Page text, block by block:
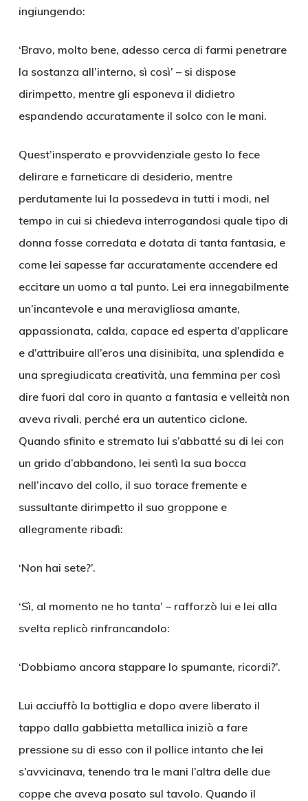
ingiungendo:
‘Bravo, molto bene, adesso cerca di farmi penetrare
la sostanza all’interno, sì così’ – si dispose
dirimpetto, mentre gli esponeva il didietro
espandendo accuratamente il solco con le mani.
Quest’insperato e provvidenziale gesto lo fece
delirare e farneticare di desiderio, mentre
perdutamente lui la possedeva in tutti i modi, nel
tempo in cui si chiedeva interrogandosi quale tipo di
donna fosse corredata e dotata di tanta fantasia, e
come lei sapesse far accuratamente accendere ed
eccitare un uomo a tal punto. Lei era innegabilmente
un’incantevole e una meravigliosa amante,
appassionata, calda, capace ed esperta d’applicare
e d’attribuire all’eros una disinibita, una splendida e
una spregiudicata creatività, una femmina per così
dire fuori dal coro in quanto a fantasia e velleità non
aveva rivali, perché era un autentico ciclone.
Quando sfinito e stremato lui s’abbatté su di lei con
un grido d’abbandono, lei sentì la sua bocca
nell’incavo del collo, il suo torace fremente e
sussultante dirimpetto il suo groppone e
allegramente ribadì:
‘Non hai sete?’.
‘Sì, al momento ne ho tanta’ – rafforzò lui e lei alla
svelta replicò rinfrancandolo:
‘Dobbiamo ancora stappare lo spumante, ricordi?’.
Lui acciuffò la bottiglia e dopo avere liberato il
tappo dalla gabbietta metallica iniziò a fare
pressione su di esso con il pollice intanto che lei
s’avvicinava, tenendo tra le mani l’altra delle due
coppe che aveva posato sul tavolo. Quando il